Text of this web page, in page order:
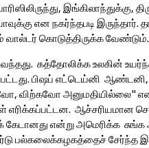
இங்கிலாந்துக்கு,
என நகர்ந்தபடி
வால்டர் கொடுத்திருக்க வேண்டும்.
கத்தோலிக்க உலகின் உயர்ந்த
பிஷப் எட்டெய்னி
விற்கவோ அனுமதியில்லை"
எரிக்கப்பட்டன.
என்று அமெரிக்க சுங்க
பல்கலைக்கழகத்தைச் சேர்ந்த